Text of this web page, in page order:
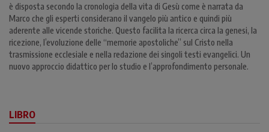
è disposta secondo la cronologia della vita di Gesù come è narrata da
Marco che gli esperti considerano il vangelo più antico e quindi più
aderente alle vicende storiche. Questo facilita la ricerca circa la genesi, la
ricezione, l’evoluzione delle “memorie apostoliche” sul Cristo nella
trasmissione ecclesiale e nella redazione dei singoli testi evangelici. Un
nuovo approccio didattico per lo studio e l’approfondimento personale.
LIBRO